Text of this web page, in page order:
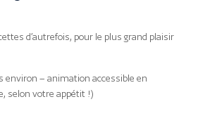
d’autrefois, pour le plus grand plaisir
environ – animation accessible en
selon votre appétit !)